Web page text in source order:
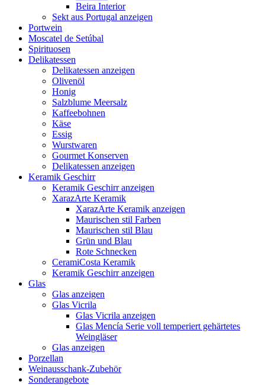
Beira Interior
Sekt aus Portugal anzeigen
Portwein
Moscatel de Setúbal
Spirituosen
Delikatessen
Delikatessen anzeigen
Olivenöl
Honig
Salzblume Meersalz
Kaffeebohnen
Käse
Essig
Wurstwaren
Gourmet Konserven
Delikatessen anzeigen
Keramik Geschirr
Keramik Geschirr anzeigen
XarazArte Keramik
XarazArte Keramik anzeigen
Maurischen stil Farben
Maurischen stil Blau
Grün und Blau
Rote Schnecken
CeramiCosta Keramik
Keramik Geschirr anzeigen
Glas
Glas anzeigen
Glas Vicrila
Glas Vicrila anzeigen
Glas Mencía Serie voll temperiert gehärtetes
Weingläser
Glas anzeigen
Porzellan
Weinausschank-Zubehör
Sonderangebote